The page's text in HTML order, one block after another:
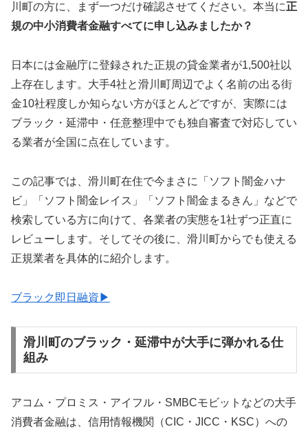
川町の方に、まず一つだけ確認させてください。本当に正
規の中小消費者金融すべてに申し込みましたか？
日本には金融庁に登録された正規の貸金業者が1,500社以
上存在します。大手4社と滑川町周辺でよく名前の出る街
金10社程度しか知らない方がほとんどですが、実際には
ブラック・延滞中・任意整理中でも独自審査で対応してい
る業者が全国に点在しています。
この記事では、滑川町在住で今まさに「ソフト闇金ハナ
ビ」「ソフト闇金レイス」「ソフト闇金まるきん」などで
検索している方に向けて、各業者の実態を1社ずつ正直に
レビューします。そしてその後に、滑川町からでも使える
正規業者を具体的に紹介します。
ブラック即日融資▶
滑川町のブラック・延滞中が大手に弾かれる仕
組み
アコム・プロミス・アイフル・SMBCモビットなどの大手
消費者金融は、信用情報機関（CIC・JICC・KSC）への